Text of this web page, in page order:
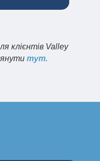
клієнтів Valley
тут.